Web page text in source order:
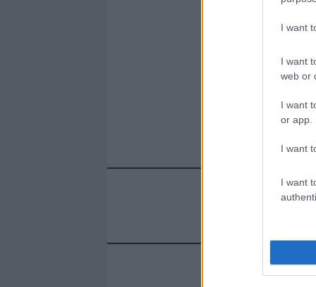
I want
I want
web or
I want
or app.
I want
I want